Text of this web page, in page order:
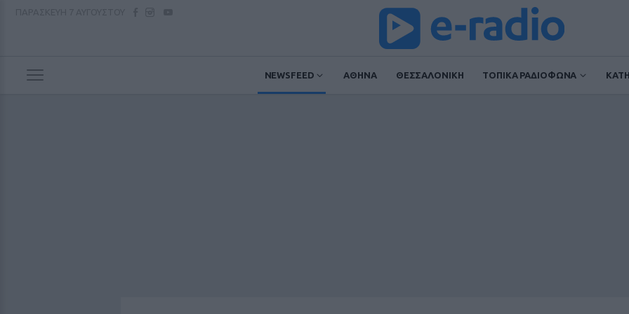
NEWSFEED ΑΘΗΝΑ ΘΕΣΣΑΛΟΝΙΚΗ ΤΟΠΙΚΑ ΡΑΔΙΟΦΩΝΑ